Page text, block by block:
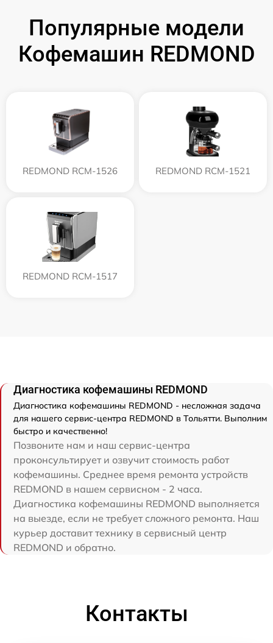
Популярные модели
Кофемашин REDMOND
REDMOND RCM-1526 REDMOND RCM-1521
REDMOND RCM-1517
Диагностика кофемашины REDMOND
Диагностика кофемашины REDMOND - несложная задача
для нашего сервис-центра REDMOND в Тольятти. Выполним
быстро и качественно!
Позвоните нам и наш сервис-центра
проконсультирует и озвучит стоимость работ
кофемашины. Среднее время ремонта устройств
REDMOND в нашем сервисном - 2 часа.
Диагностика кофемашины REDMOND выполняется
на выезде, если не требует сложного ремонта. Наш
курьер доставит технику в сервисный центр
REDMOND и обратно.
Контакты